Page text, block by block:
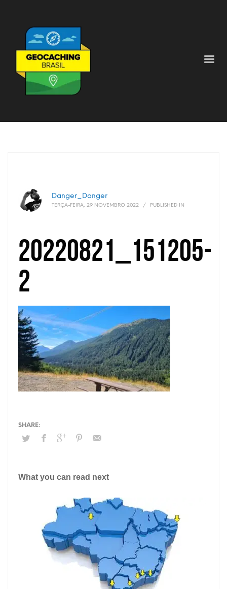
Danger_Danger
TERÇA-FEIRA, 29 NOVEMBRO 2022 / PUBLISHED IN
20220821_151205-
2
What you can read next